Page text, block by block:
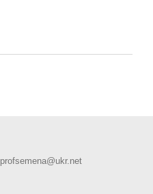
profsemena@ukr.net